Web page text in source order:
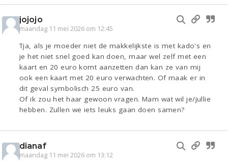
jojojo
maandag 11 mei 2026 om 12:45
Tja, als je moeder niet de makkelijkste is met kado's en
je het niet snel goed kan doen, maar wel zelf met een
kaart en 20 euro komt aanzetten dan kan ze van mij
ook een kaart met 20 euro verwachten. Of maak er in
dit geval symbolisch 25 euro van.
Of ik zou het haar gewoon vragen. Mam wat wil je/jullie
hebben. Zullen we iets leuks gaan doen samen?
dianaf
maandag 11 mei 2026 om 13:12